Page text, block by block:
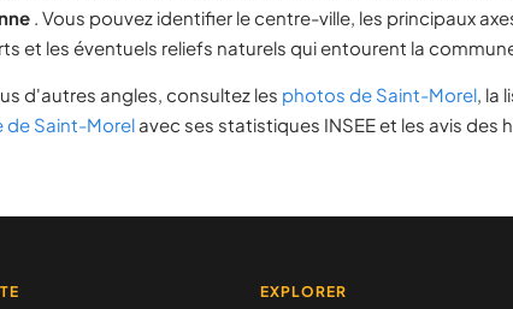
. Vous pouvez identifier le centre-ville, les principaux
et les éventuels reliefs naturels qui entourent la
d'autres angles, consultez les photos de Saint-Morel, la
de Saint-Morel avec ses statistiques INSEE et les avis des
EXPLORER